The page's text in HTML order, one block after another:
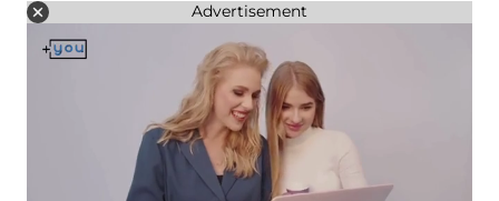
Advertisement